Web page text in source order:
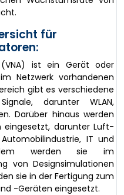
für
(VNA) ist ein Gerät oder
Netzwerk vorhandenen
gibt es verschiedene
darunter WLAN,
Darüber hinaus werden
eingesetzt, darunter Luft-
IT und
werden sie im
von Designsimulationen
sie in der Fertigung zum
-Geräten eingesetzt.